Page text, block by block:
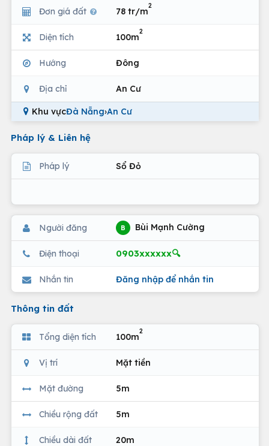
Đơn giá đất 78 tr/m
2
Diện tích 100m
2
Hướng Đông
Địa chỉ An Cư
Khu vựcĐà Nẵng›An Cư
Pháp lý & Liên hệ
Pháp lý Sổ Đỏ
Người đăng B Bùi Mạnh Cường
Điện thoại 0903xxxxxx🔍
Nhắn tin Đăng nhập để nhắn tin
Thông tin đất
Tổng diện tích 100m
2
Vị trí Mặt tiền
Mặt đường 5m
Chiều rộng đất 5m
Chiều dài đất 20m